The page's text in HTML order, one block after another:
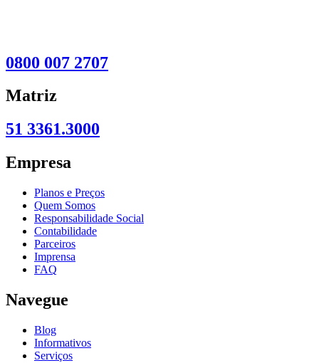
0800 007 2707
Matriz
51 3361.3000
Empresa
Planos e Preços
Quem Somos
Responsabilidade Social
Contabilidade
Parceiros
Imprensa
FAQ
Navegue
Blog
Informativos
Serviços